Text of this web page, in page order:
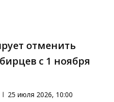
отменить
с 1 ноября
25 июля 2026, 10:00